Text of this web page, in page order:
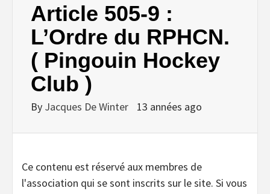
Article 505-9 :
L’Ordre du RPHCN.
( Pingouin Hockey
Club )
By Jacques De Winter 13 années ago
Ce contenu est réservé aux membres de
l'association qui se sont inscrits sur le site. Si vous